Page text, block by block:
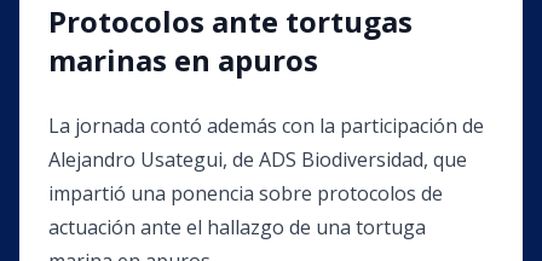
Protocolos ante tortugas
marinas en apuros
La jornada contó además con la participación de
Alejandro Usategui, de ADS Biodiversidad, que
impartió una ponencia sobre protocolos de
actuación ante el hallazgo de una tortuga